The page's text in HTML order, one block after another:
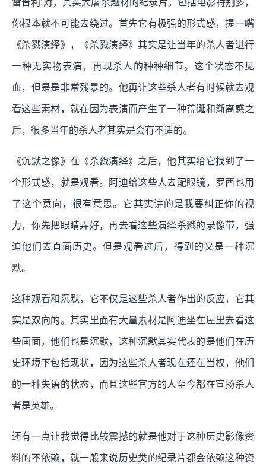
你根本就不可能去绕过。首先它有极强的形式感，提一嘴
《杀戮演绎》，《杀戮演绎》其实是让当年的杀人者进行
一种无实物表演，再现杀人的种种细节。这个状态不见
血，但是是非常残暴的。他再让这些杀人者有时候就去观
看这些素材，就在因为表演而产生了一种荒诞和渐离感之
后，很多当年的杀人者其实是会有不适的。
《沉默之像》在《杀戮演绎》之后，他其实给它找到了一
个形式感，就是观看。阿迪给这些人去配眼镜，罗西也用
了这个意向，很有意思。它其实讲的是我要纠正你的视
力，你先把眼睛弄好，再去看这些演绎杀戮的录像带，强
迫他们去直面历史。但是观看过后，得到的又是一种沉
默。
这种观看和沉默，它不仅是这些杀人者作出的反应，它其
实是双向的。其实里面有大量素材是阿迪坐在屋里去看这
些画面，他们也是沉默，这种沉默其实代表的是他们在历
史环境下包括现状，因为这些杀人者现在还在当权，他们
的一种失语的状态，而且这些官方的人至今都在宣扬杀人
者是英雄。
还有一点让我觉得比较震撼的就是他对于这种历史影像资
料的不依赖，就一般来说历史类的纪录片都会依赖这种资